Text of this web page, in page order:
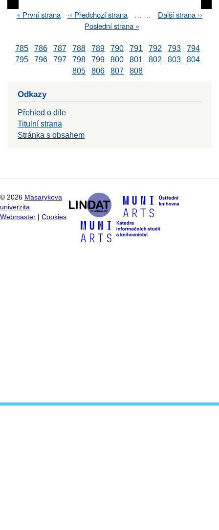
First
« První strana
Previous
‹‹ Předchozí strana … …
Next
Další strana ››
Last
Poslední strana »
785 786 787 788 789 790 791 792 793
794
795
796 797 798 799 800 801 802 803
804
805
806 807 808
Odkazy
Přehled o díle
Titulní strana
Stránka s obsahem
© 2026 Masarykova
univerzita
Webmaster
Cookies